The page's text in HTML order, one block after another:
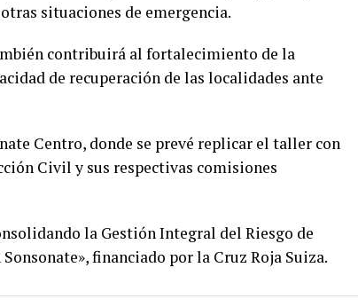
situaciones de emergencia.
contribuirá al fortalecimiento de la
de recuperación de las localidades ante
Centro, donde se prevé replicar el taller con
Civil y sus respectivas comisiones
la Gestión Integral del Riesgo de
financiado por la Cruz Roja Suiza.